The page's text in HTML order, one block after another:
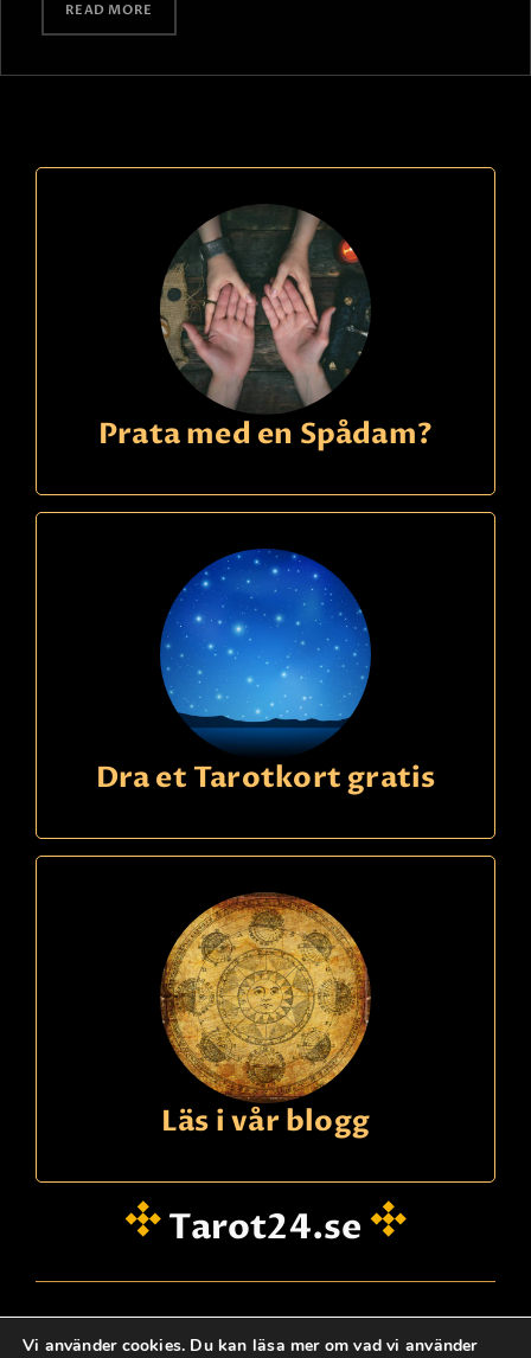
READ MORE
Prata med en Spådam?
Dra et Tarotkort gratis
Läs i vår blogg
Tarot24.se
hei@dinklarsynte.no
Vi använder cookies. Du kan läsa mer om vad vi använder